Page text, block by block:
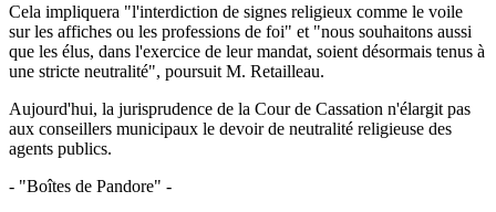
Cela impliquera "l'interdiction de signes religieux comme le voile
sur les affiches ou les professions de foi" et "nous souhaitons aussi
que les élus, dans l'exercice de leur mandat, soient désormais tenus à
une stricte neutralité", poursuit M. Retailleau.
Aujourd'hui, la jurisprudence de la Cour de Cassation n'élargit pas
aux conseillers municipaux le devoir de neutralité religieuse des
agents publics.
- "Boîtes de Pandore" -